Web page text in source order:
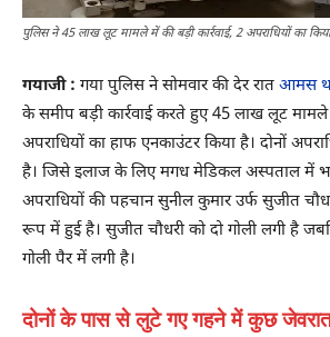
पुलिस ने 45 लाख लूट मामले में की बड़ी कार्रवाई, 2 अपराधियों का
गयाजी : गया पुलिस ने सोमवार की देर रात आमस
के समीप बड़ी कार्रवाई करते हुए 45 लाख लूट
अपराधियों का हाफ एनकाउंटर किया है। दोनों
है। जिसे इलाज के लिए मगध मेडिकल अस्पताल में
अपराधियों की पहचान सुनील कुमार उर्फ सुजीत
रूप में हुई है। सुजीत चौधरी को दो गोली लगी है
गोली पैर में लगी है।
दोनों के पास से लुटे गए गहने में कुछ जेवरात